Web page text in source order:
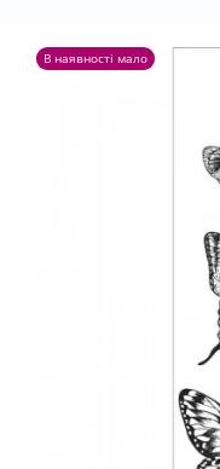
В наявності мало